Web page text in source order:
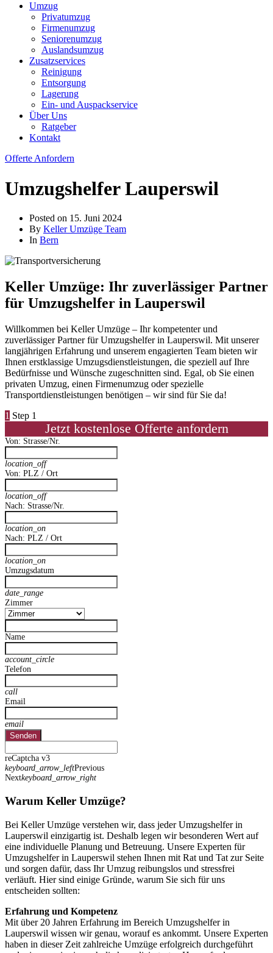
Umzug
Privatumzug
Firmenumzug
Seniorenumzug
Auslandsumzug
Zusatzservices
Reinigung
Entsorgung
Lagerung
Ein- und Auspackservice
Über Uns
Ratgeber
Kontakt
Offerte Anfordern
Umzugshelfer Lauperswil
Posted on 15. Juni 2024
By Keller Umzüge Team
In Bern
Keller Umzüge: Ihr zuverlässiger Partner
für Umzugshelfer in Lauperswil
Willkommen bei Keller Umzüge – Ihr kompetenter und
zuverlässiger Partner für Umzugshelfer in Lauperswil. Mit unserer
langjährigen Erfahrung und unserem engagierten Team bieten wir
Ihnen erstklassige Umzugsdienstleistungen, die speziell auf Ihre
Bedürfnisse und Wünsche zugeschnitten sind. Egal, ob Sie einen
privaten Umzug, einen Firmenumzug oder spezielle
Transportdienstleistungen benötigen – wir sind für Sie da!
1 Step 1
Jetzt kostenlose Offerte anfordern
Von: Strasse/Nr.
location_off
Von: PLZ / Ort
location_off
Nach: Strasse/Nr.
location_on
Nach: PLZ / Ort
location_on
Umzugsdatum
date_range
Zimmer
Name
account_circle
Telefon
call
Email
email
Senden
reCaptcha v3
keyboard_arrow_leftPrevious
Nextkeyboard_arrow_right
Warum Keller Umzüge?
Bei Keller Umzüge verstehen wir, dass jeder Umzugshelfer in
Lauperswil einzigartig ist. Deshalb legen wir besonderen Wert auf
eine individuelle Planung und Betreuung. Unsere Experten für
Umzugshelfer in Lauperswil stehen Ihnen mit Rat und Tat zur Seite
und sorgen dafür, dass Ihr Umzug reibungslos und stressfrei
verläuft. Hier sind einige Gründe, warum Sie sich für uns
entscheiden sollten:
Erfahrung und Kompetenz
Mit über 20 Jahren Erfahrung im Bereich Umzugshelfer in
Lauperswil wissen wir genau, worauf es ankommt. Unsere Experten
haben in dieser Zeit zahlreiche Umzüge erfolgreich durchgeführt